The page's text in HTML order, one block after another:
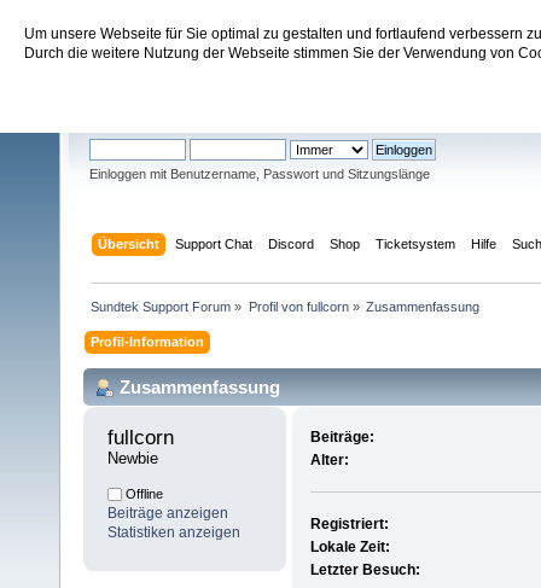
Um unsere Webseite für Sie optimal zu gestalten und fortlaufend verbessern
Durch die weitere Nutzung der Webseite stimmen Sie der Verwendung von
Sundtek Support Forum
Einloggen mit Benutzername, Passwort und Sitzungslänge
Übersicht Support Chat Discord Shop Ticketsystem Hilfe
Sundtek Support Forum » Profil von fullcorn» Zusammenfassung
Profil-Information
Zusammenfassung
fullcorn
Newbie
Offline
Beiträge anzeigen
Statistiken anzeigen
Beiträge:
Alter:
Registriert:
Lokale Zeit:
Letzter Besuch: